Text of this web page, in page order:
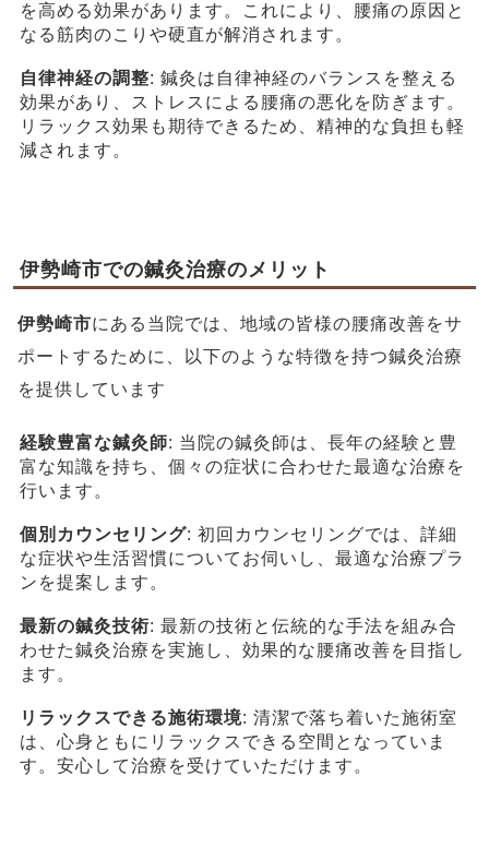
を高める効果があります。これにより、腰痛の原因と
なる筋肉のこりや硬直が解消されます。
自律神経の調整: 鍼灸は自律神経のバランスを整える
効果があり、ストレスによる腰痛の悪化を防ぎます。
リラックス効果も期待できるため、精神的な負担も軽
減されます。
伊勢崎市での鍼灸治療のメリット
伊勢崎市にある当院では、地域の皆様の腰痛改善をサ
ポートするために、以下のような特徴を持つ鍼灸治療
を提供しています
経験豊富な鍼灸師: 当院の鍼灸師は、長年の経験と豊
富な知識を持ち、個々の症状に合わせた最適な治療を
行います。
個別カウンセリング: 初回カウンセリングでは、詳細
な症状や生活習慣についてお伺いし、最適な治療プラ
ンを提案します。
最新の鍼灸技術: 最新の技術と伝統的な手法を組み合
わせた鍼灸治療を実施し、効果的な腰痛改善を目指し
ます。
リラックスできる施術環境: 清潔で落ち着いた施術室
は、心身ともにリラックスできる空間となっていま
す。安心して治療を受けていただけます。